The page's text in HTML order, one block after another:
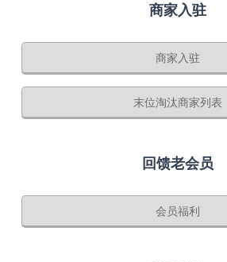
商家入驻
商家入驻
末位淘汰商家列表
回馈老会员
会员福利